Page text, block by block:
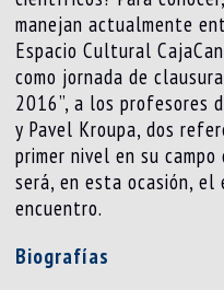
manejan actualmente
Espacio Cultural
como jornada de
2016”, a los profesores
y Pavel Kroupa, dos
primer nivel en su
será, en esta ocasión, el
encuentro.
Biografías